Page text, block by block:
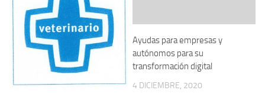
Ayudas para empresas y
autónomos para su
transformación digital
4 DICIEMBRE, 2020